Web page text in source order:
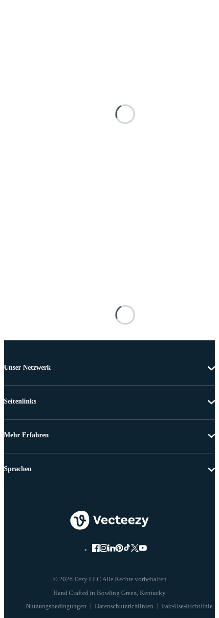
Unser Netzwerk
Seitenlinks
Mehr Erfahren
© 2026 Eezy LLC Alle Rechte vorbehalten
Nutzungsbedingungen Datenschutzrichlinien Fair-Use-Richtlinie
Sprachen